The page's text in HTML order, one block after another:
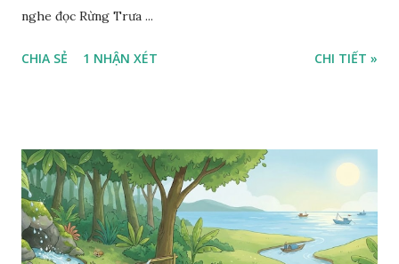
nghe đọc Rừng Trưa ...
CHIA SẺ 1 NHẬN XÉT CHI TIẾT »